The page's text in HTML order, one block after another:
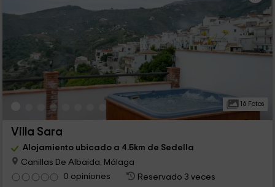
16 Fotos
Villa Sara
Alojamiento ubicado a 4.5km de Sedella
Canillas De Albaida, Málaga
0 opiniones
Reservado 3 veces